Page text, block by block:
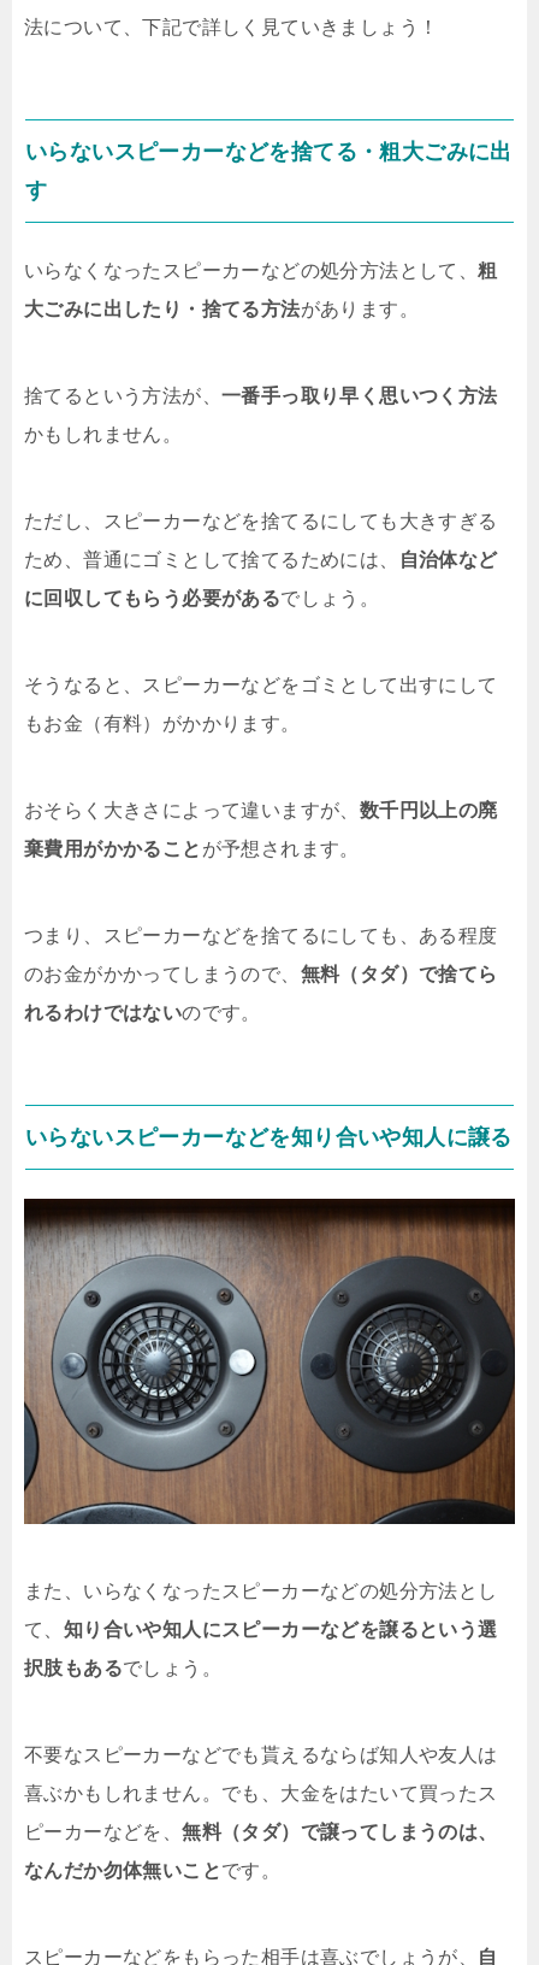
法について、下記で詳しく見ていきましょう！
いらないスピーカーなどを捨てる・粗大ごみに出
す
いらなくなったスピーカーなどの処分方法として、粗
大ごみに出したり・捨てる方法があります。
捨てるという方法が、 一番手っ取り早く思いつく方法
かもしれません。
ただし、スピーカーなどを捨てるにしても大きすぎる
ため、普通にゴミとして捨てるためには、
自治体など
に回収してもらう必要があるでしょう。
そうなると、スピーカーなどをゴミとして出すにして
もお金（有料）がかかります。
おそらく大きさによって違いますが、 数千円以上の廃
棄費用がかかること が予想されます。
つまり、スピーカーなどを捨てるにしても、ある程度
のお金がかかってしまうので、 無料（タダ）で捨てら
れるわけではないのです。
いらないスピーカーなどを知り合いや知人に譲る
また、いらなくなったスピーカーなどの処分方法とし
て、 知り合いや知人にスピーカーなどを譲るという選
択肢もあるでしょう。
不要なスピーカーなどでも貰えるならば知人や友人は
喜ぶかもしれません。でも、大金をはたいて買ったス
ピーカーなどを、無料（タダ）で譲ってしまうのは、
なんだか勿体無いことです。
スピーカーなどをもらった相手は喜ぶでしょうが、 自